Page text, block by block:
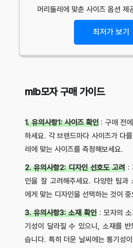
머리둘레에 맞춘 사이즈 옵션 제
최저가 보기
mlb모자 구매 가이드
1. 유의사항1: 사이즈 확인 : 구매 전
하세요. 각 브랜드마다 사이즈가 다
레에 맞는 사이즈를 측정해보세요.
2. 유의사항2: 디자인 선호도 고려 :
인을 잘 고려해주세요. 다양한 팀과
에게 맞는 디자인을 선택하는 것이
3. 유의사항3: 소재 확인 : 모자의
기성이 달라질 수 있으니, 소재를
습니다. 특히 더운 날씨에는 통기성